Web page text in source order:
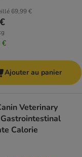
69,99 €
€
Ajouter au panier
Veterinary
Calorie